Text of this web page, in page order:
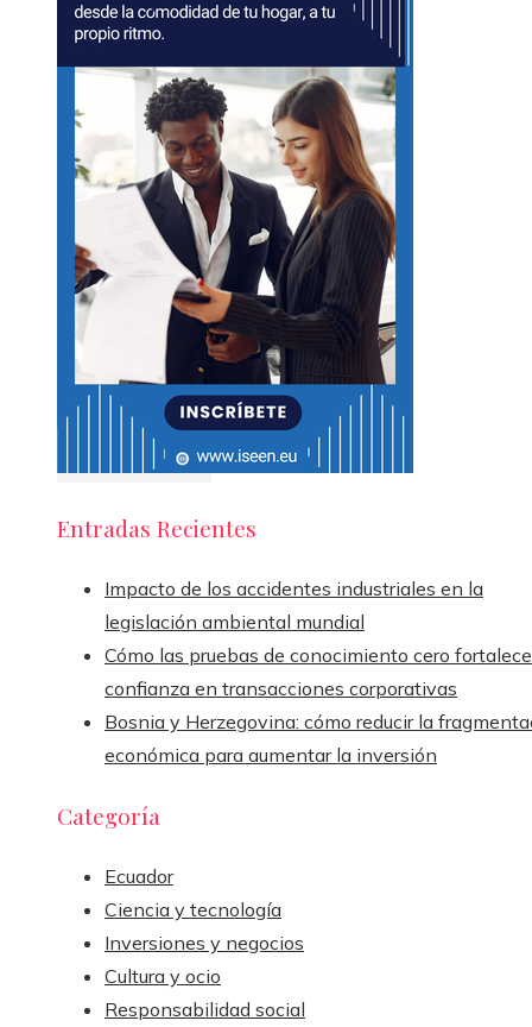
Entradas Recientes
Impacto de los accidentes industriales en la
legislación ambiental mundial
Cómo las pruebas de conocimiento cero
confianza en transacciones corporativas
Bosnia y Herzegovina: cómo reducir la
económica para aumentar la inversión
Categoría
Ecuador
Ciencia y tecnología
Inversiones y negocios
Cultura y ocio
Responsabilidad social